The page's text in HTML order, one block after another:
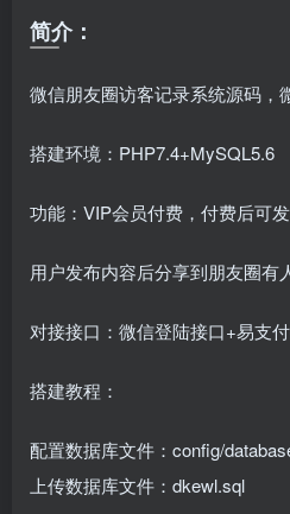
简介：
微信朋友圈访客记录系统源码，
搭建环境：PHP7.4+MySQL5.6
功能：VIP会员付费，付费后可
用户发布内容后分享到朋友圈有
对接接口：微信登陆接口+易支
搭建教程：
配置数据库文件：config/
上传数据库文件：dkewl.sql